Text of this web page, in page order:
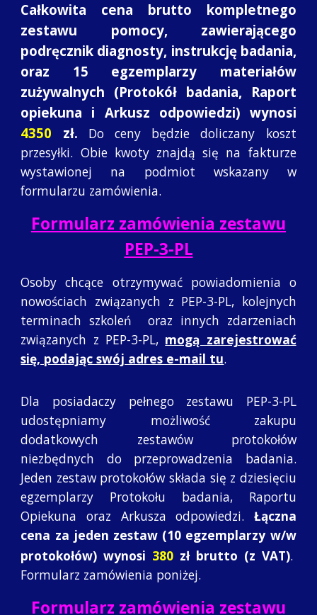
Całkowita cena brutto kompletnego
zestawu pomocy, zawierającego
podręcznik diagnosty, instrukcję badania,
oraz 15 egzemplarzy materiałów
zużywalnych (Protokół badania, Raport
opiekuna i Arkusz odpowiedzi) wynosi
4350 zł.
Do ceny będzie doliczany koszt
przesyłki. Obie kwoty znajdą się na fakturze
wystawionej na podmiot wskazany w
formularzu zamówienia.
Formularz zamówienia zestawu
PEP-3-PL
Osoby chcące otrzymywać powiadomienia o
nowościach związanych z PEP-3-PL, kolejnych
terminach szkoleń oraz innych zdarzeniach
związanych z PEP-3-PL, mogą zarejestrować
się, podając swój adres e-mail tu.
Dla posiadaczy pełnego zestawu PEP-3-PL
udostępniamy możliwość zakupu
dodatkowych zestawów protokołów
niezbędnych do przeprowadzenia badania.
Jeden zestaw protokołów składa się z dziesięciu
egzemplarzy Protokołu badania, Raportu
Opiekuna oraz Arkusza odpowiedzi. Łączna
cena za jeden zestaw (10 egzemplarzy w/w
protokołów) wynosi 380 zł brutto (z VAT).
Formularz zamówienia poniżej.
Formularz zamówienia zestawu